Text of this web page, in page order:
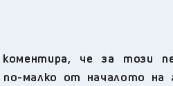
коментира, че за този
малко от началото на